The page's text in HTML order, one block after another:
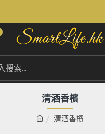
清酒香檳
清酒香檳